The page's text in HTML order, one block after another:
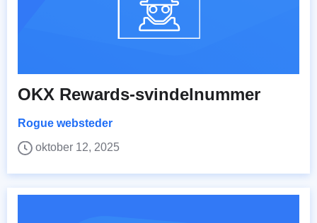
OKX Rewards-svindelnummer
Rogue websteder
oktober 12, 2025